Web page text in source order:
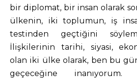
bir diplomat, bir insan olarak
ülkenin, iki toplumun, iş
testinden geçtiğini
İlişkilerinin tarihi, siyasi,
olan iki ülke olarak, ben bu
geçeceğine